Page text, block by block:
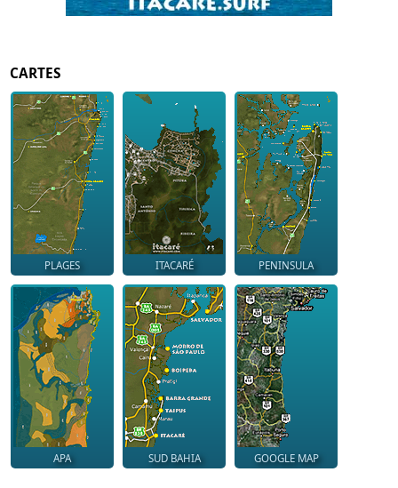
CARTES
PLAGES ITACARÉ PENINSULA
APA SUD BAHIA GOOGLE MAP